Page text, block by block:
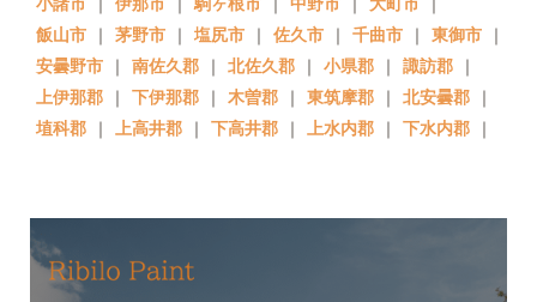
飯山市 ｜ 茅野市 ｜ 塩尻市 ｜ 佐久市 ｜ 千曲市 ｜ 東御市 ｜
安曇野市 ｜ 南佐久郡 ｜ 北佐久郡 ｜ 小県郡 ｜ 諏訪郡 ｜
上伊那郡 ｜ 下伊那郡 ｜ 木曽郡 ｜ 東筑摩郡 ｜ 北安曇郡 ｜
埴科郡 ｜ 上高井郡 ｜ 下高井郡 ｜ 上水内郡 ｜ 下水内郡 ｜